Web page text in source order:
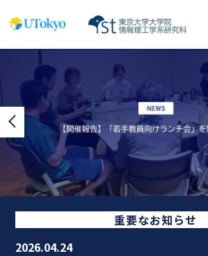
重要なお知らせ
2026.04.24